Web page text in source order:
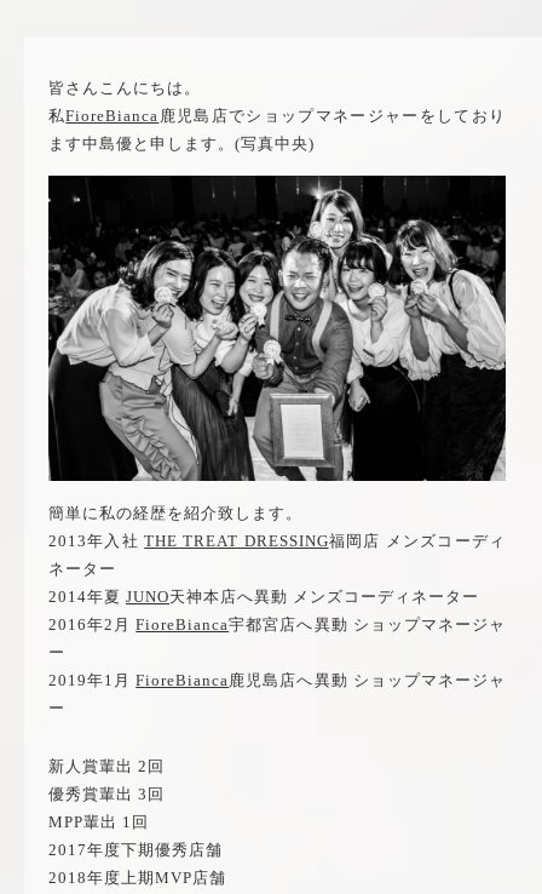
皆さんこんにちは。
私FioreBianca 鹿児島店でショップマネージャーをしており
ます中島優と申します。(写真中央)
簡単に私の経歴を紹介致します。
2013年入社THE TREAT DRESSING福岡店 メンズコーディ
ネーター
2014年夏 JUNO天神本店へ異動 メンズコーディネーター
2016年2月FioreBianca宇都宮店へ異動 ショップマネージャ
ー
2019年1月FioreBianca 鹿児島店へ異動 ショップマネージャ
ー
新人賞輩出 2回
優秀賞輩出 3回
MPP輩出 1回
2017年度下期優秀店舗
2018年度上期MVP店舗